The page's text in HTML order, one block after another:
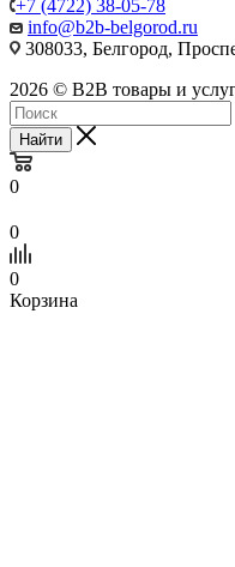
+7 (4722) 38-05-78
info@b2b-belgorod.ru
308033, Белгород,
2026 © B2B товары и
Найти
0
0
0
Корзина